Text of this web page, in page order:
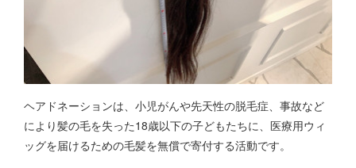
ヘアドネーションは、小児がんや先天性の脱毛症、事故など
により髪の毛を失った18歳以下の子どもたちに、医療用ウィ
ッグを届けるための毛髪を無償で寄付する活動です。